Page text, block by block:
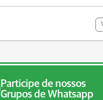
Participe de nossos
Grupos de Whatsapp